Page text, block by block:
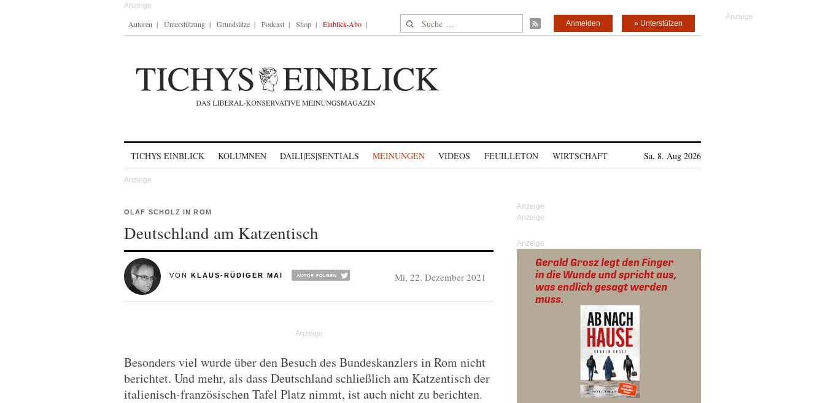
Autoren Unterstützung Grundsätze Podcast Shop Einblick-Abo Suche nach: » Unterstützen
Anmelden
TICHYS EINBLICK KOLUMNEN DAILI|ES|SENTIALS MEINUNGEN VIDEOS FEUILLETON WIRTSCHAFT Sa, 8. Aug 2026
OLAF SCHOLZ IN ROM
Deutschland am Katzentisch
VON KLAUS-RÜDIGER MAI Mi, 22. Dezember 2021
Besonders viel wurde über den Besuch des Bundeskanzlers in Rom nicht
berichtet. Und mehr, als dass Deutschland schließlich am Katzentisch der
italienisch-französischen Tafel Platz nimmt, ist auch nicht zu berichten.
Anzeige